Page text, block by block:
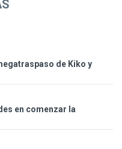
de Kiko y
en comenzar la